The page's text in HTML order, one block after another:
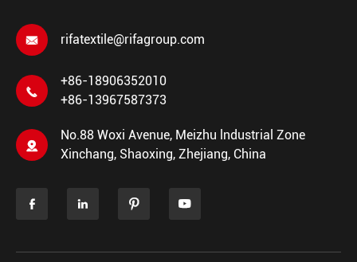
 rifatextile@rifagroup.com

+86-18906352010
+86-13967587373

No.88 Woxi Avenue, Meizhu lndustrial Zone
Xinchang, Shaoxing, Zhejiang, China
   